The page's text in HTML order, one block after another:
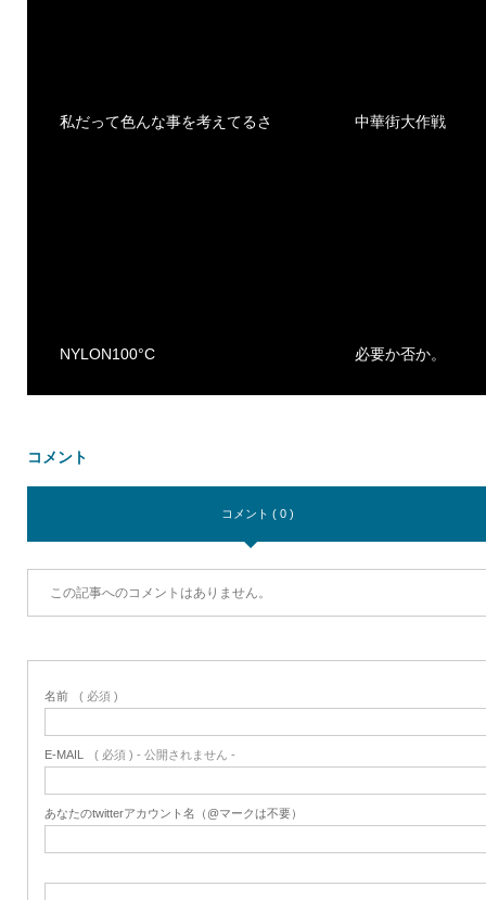
私だって色んな事を考えてるさ 中華街大作戦
NYLON100°C 必要か否か。
コメント
コメント ( 0 )
この記事へのコメントはありません。
名前 ( 必須 )
E-MAIL ( 必須 ) - 公開されません -
あなたのtwitterアカウント名（@マークは不要）